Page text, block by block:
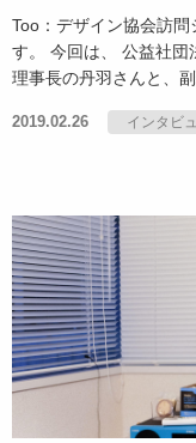
Too：デザイン協会訪
す。 今回は、 公益社団
理事長の丹羽さんと、副
2019.02.26 インタビ